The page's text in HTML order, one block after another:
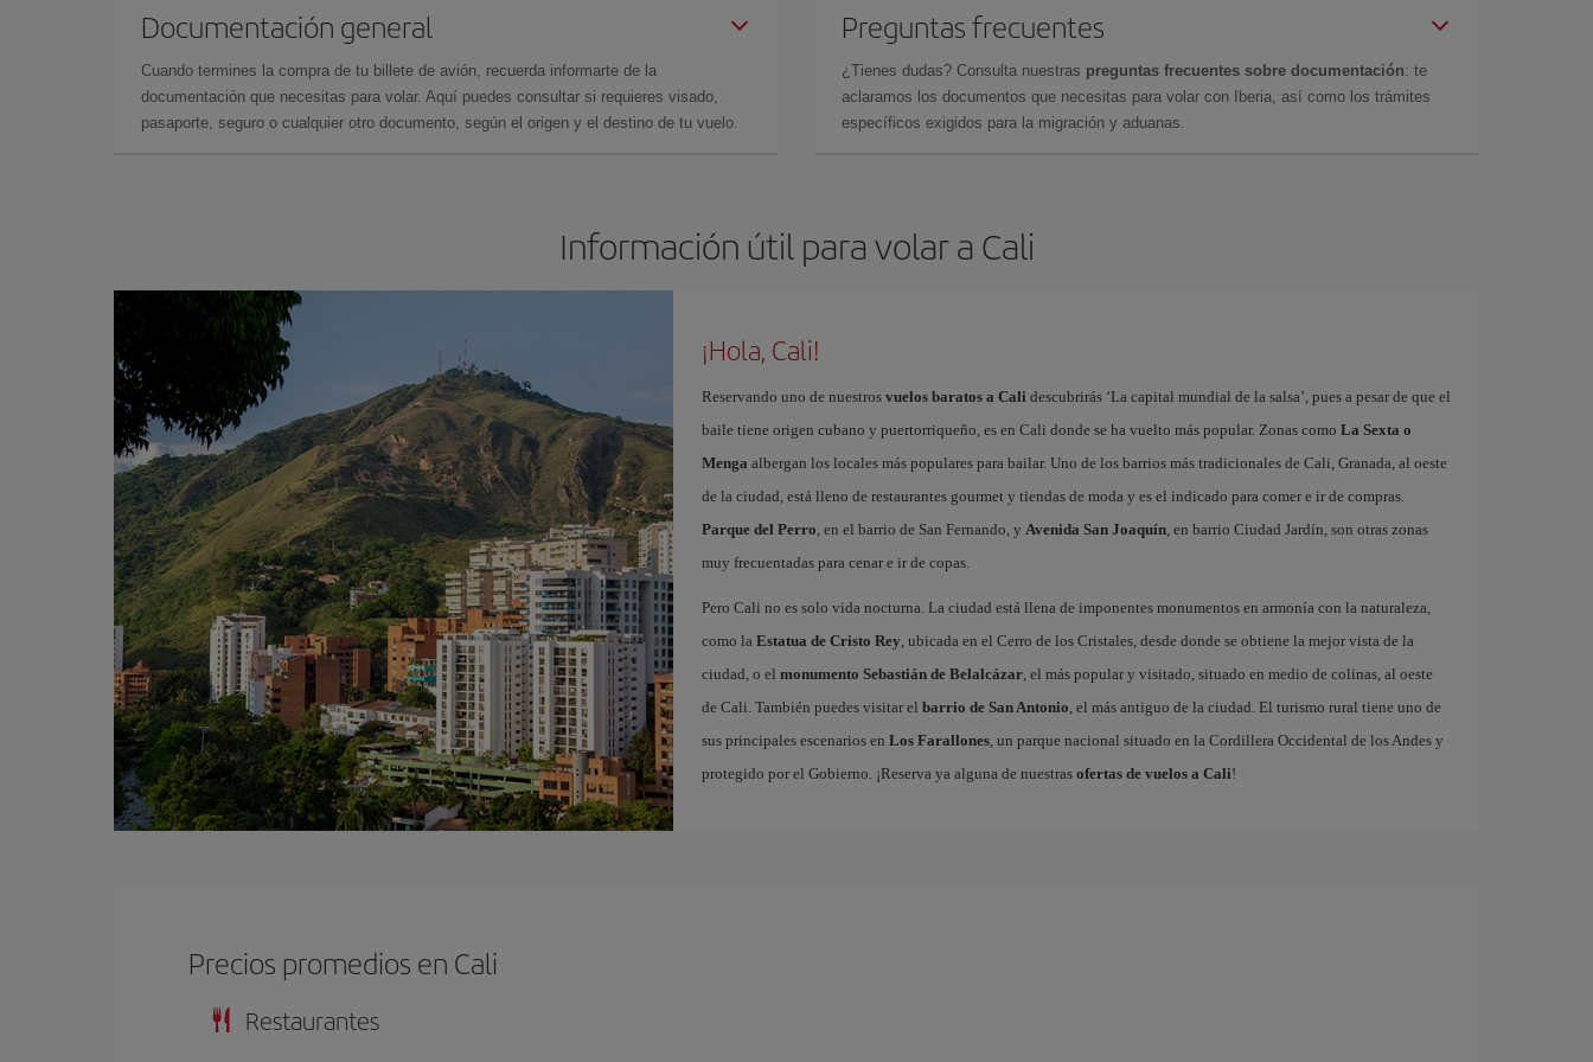
Documentación general
Cuando termines la compra de tu billete de avión, recuerda informarte de la
documentación que necesitas para volar. Aquí puedes consultar si requieres visado,
pasaporte, seguro o cualquier otro documento, según el origen y el destino de tu vuelo.
Preguntas frecuentes
¿Tienes dudas? Consulta nuestras preguntas frecuentes sobre documentación: te
aclaramos los documentos que necesitas para volar con Iberia, así como los trámites
específicos exigidos para la migración y aduanas.
Información útil para volar a Cali
¡Hola, Cali!
Reservando uno de nuestros vuelos baratos a Cali descubrirás ‘La capital mundial de la salsa’, pues a pesar de que el
baile tiene origen cubano y puertorriqueño, es en Cali donde se ha vuelto más popular. Zonas como La Sexta o
Menga albergan los locales más populares para bailar. Uno de los barrios más tradicionales de Cali, Granada, al oeste
de la ciudad, está lleno de restaurantes gourmet y tiendas de moda y es el indicado para comer e ir de compras.
Parque del Perro, en el barrio de San Fernando, y Avenida San Joaquín, en barrio Ciudad Jardín, son otras zonas
muy frecuentadas para cenar e ir de copas.
Pero Cali no es solo vida nocturna. La ciudad está llena de imponentes monumentos en armonía con la naturaleza,
como la Estatua de Cristo Rey, ubicada en el Cerro de los Cristales, desde donde se obtiene la mejor vista de la
ciudad, o el monumento Sebastián de Belalcázar, el más popular y visitado, situado en medio de colinas, al oeste
de Cali. También puedes visitar el barrio de San Antonio, el más antiguo de la ciudad. El turismo rural tiene uno de
sus principales escenarios en Los Farallones, un parque nacional situado en la Cordillera Occidental de los Andes y
protegido por el Gobierno. ¡Reserva ya alguna de nuestras ofertas de vuelos a Cali!
Precios promedios en Cali
Restaurantes